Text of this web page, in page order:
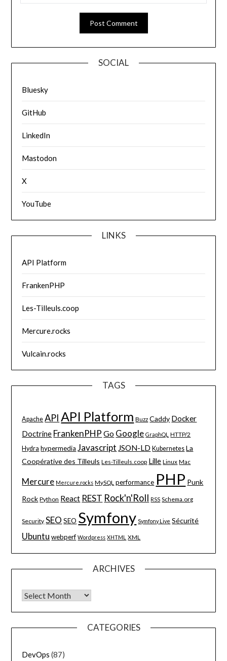
SOCIAL
Bluesky
GitHub
LinkedIn
Mastodon
X
YouTube
LINKS
API Platform
FrankenPHP
Les-Tilleuls.coop
Mercure.rocks
Vulcain.rocks
TAGS
Apache API API Platform Buzz Caddy Docker
Doctrine FrankenPHP Go Google GraphQL HTTP/2
Hydra hypermedia Javascript JSON-LD Kubernetes La
Coopérative des Tilleuls Les-Tilleuls.coop Lille Linux Mac
Mercure Mercure.rocks MySQL performance PHP Punk
Rock Python React REST Rock'n'Roll RSS Schema.org
Security SEO SEO Symfony Symfony Live Sécurité
Ubuntu webperf Wordpress XHTML XML
ARCHIVES
Archives
CATEGORIES
DevOps (87)